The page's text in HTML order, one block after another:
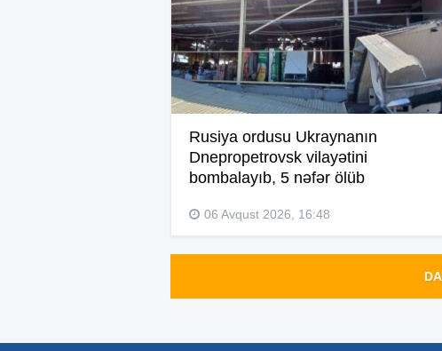
Rusiya ordusu Ukraynanın
Dnepropetrovsk vilayətini
bombalayıb, 5 nəfər ölüb
06 Avqust 2026, 16:48